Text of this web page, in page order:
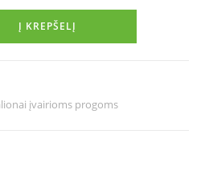
Į KREPŠELĮ
įvairioms progoms